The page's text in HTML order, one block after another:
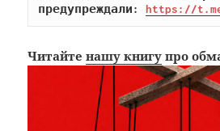
предупреждали: https://
Читайтенашу книгу про